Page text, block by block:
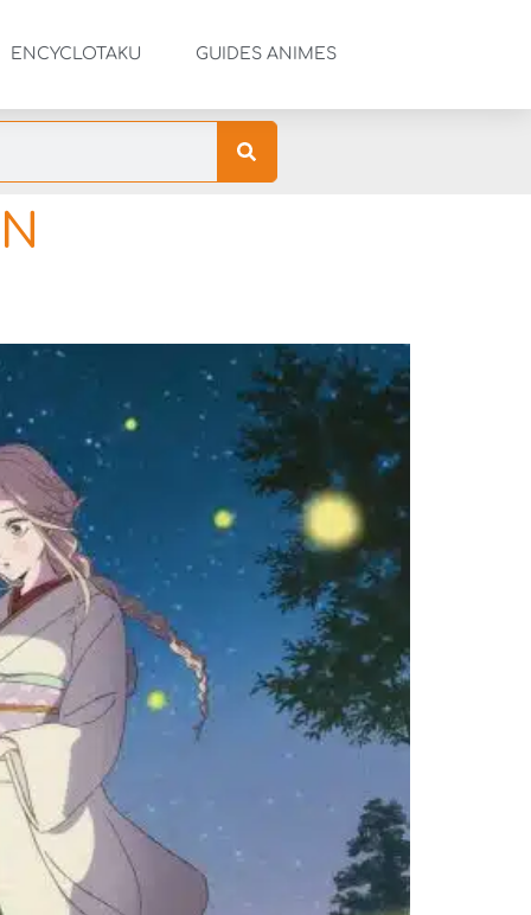
ENCYCLOTAKU GUIDES ANIMES